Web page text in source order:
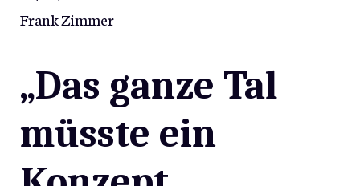
Frank Zimmer
„Das ganze Tal
müsste ein